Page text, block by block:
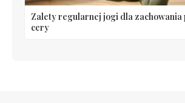
Zalety regularnej jogi dla zachowania
cery